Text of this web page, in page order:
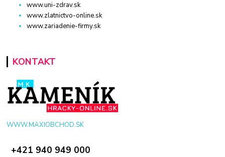
www.uni-zdrav.sk
www.zlatnictvo-online.sk
www.zariadenie-firmy.sk
KONTAKT
WWW.MAXIOBCHOD.SK
+421 940 949 000